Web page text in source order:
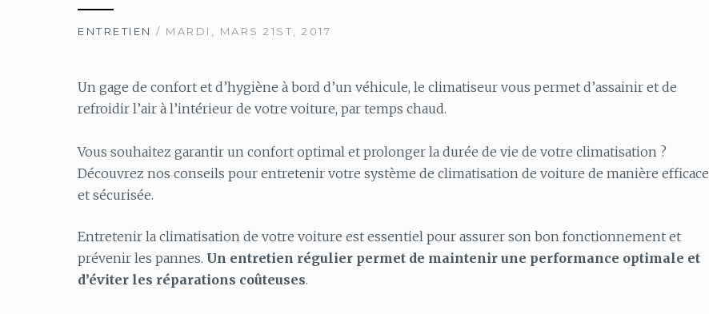
ENTRETIEN / MARDI, MARS 21ST, 2017
Un gage de confort et d’hygiène à bord d’un véhicule, le climatiseur vous permet d’assainir et de
refroidir l’air à l’intérieur de votre voiture, par temps chaud.
Vous souhaitez garantir un confort optimal et prolonger la durée de vie de votre climatisation ?
Découvrez nos conseils pour entretenir votre système de climatisation de voiture de manière efficace
et sécurisée.
Entretenir la climatisation de votre voiture est essentiel pour assurer son bon fonctionnement et
prévenir les pannes. Un entretien régulier permet de maintenir une performance optimale et
d’éviter les réparations coûteuses.